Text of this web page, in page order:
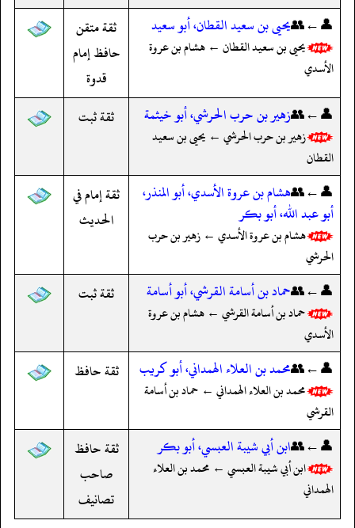
👤←👥يحيى بن سعيد القطان، أبو سعيد
يحيى بن سعيد القطان ← هشام بن عروة
الأسدي
ثقة متقن
حافظ إمام
قدوة
👤←👥زهير بن حرب الحرشي، أبو خيثمة
زهير بن حرب الحرشي ← يحيى بن سعيد
القطان
ثقة ثبت
👤←👥هشام بن عروة الأسدي، أبو المنذر،
أبو عبد الله، أبو بكر
هشام بن عروة الأسدي ← زهير بن حرب
الحرشي
ثقة إمام في
الحديث
👤←👥حماد بن أسامة القرشي، أبو أسامة
حماد بن أسامة القرشي ← هشام بن عروة
الأسدي
ثقة ثبت
👤←👥محمد بن العلاء الهمداني، أبو كريب
محمد بن العلاء الهمداني ← حماد بن أسامة
القرشي
ثقة حافظ
👤←👥ابن أبي شيبة العبسي، أبو بكر
ابن أبي شيبة العبسي ← محمد بن العلاء
الهمداني
ثقة حافظ
صاحب
تصانيف